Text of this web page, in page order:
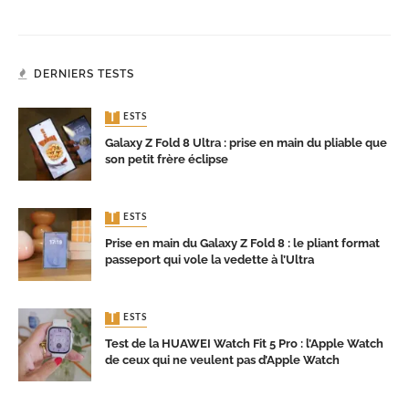
DERNIERS TESTS
TESTS
Galaxy Z Fold 8 Ultra : prise en main du pliable que
son petit frère éclipse
TESTS
Prise en main du Galaxy Z Fold 8 : le pliant format
passeport qui vole la vedette à l’Ultra
TESTS
Test de la HUAWEI Watch Fit 5 Pro : l’Apple Watch
de ceux qui ne veulent pas d’Apple Watch